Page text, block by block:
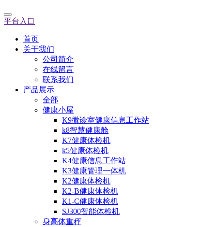
平台入口
首页
关于我们
公司简介
在线留言
联系我们
产品展示
全部
健康小屋
K9微诊室健康信息工作站
k8智慧健康舱
K7健康体检机
k5健康体检机
K4健康信息工作站
K3健康管理一体机
K2健康体检机
K2-B健康体检机
K1-C健康体检机
SJ300智能体检机
身高体重秤